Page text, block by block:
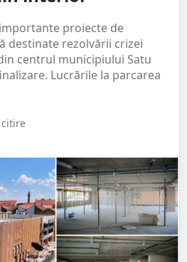
proiecte de
destinate rezolvării crizei
centrul municipiului Satu
Lucrările la parcarea